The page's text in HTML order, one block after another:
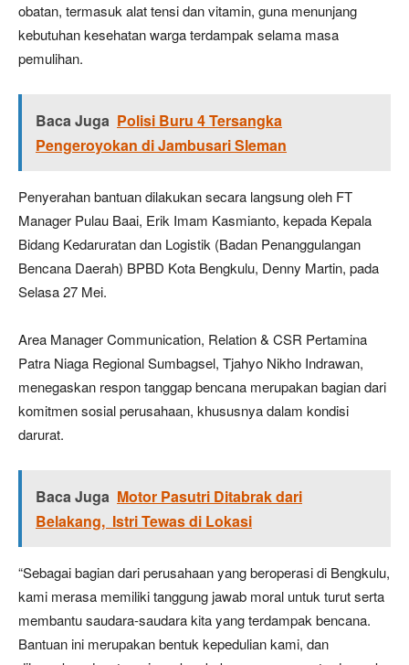
obatan, termasuk alat tensi dan vitamin, guna menunjang
kebutuhan kesehatan warga terdampak selama masa
pemulihan.
Baca Juga Polisi Buru 4 Tersangka
Pengeroyokan di Jambusari Sleman
Penyerahan bantuan dilakukan secara langsung oleh FT
Manager Pulau Baai, Erik Imam Kasmianto, kepada Kepala
Bidang Kedaruratan dan Logistik (Badan Penanggulangan
Bencana Daerah) BPBD Kota Bengkulu, Denny Martin, pada
Selasa 27 Mei.
Area Manager Communication, Relation & CSR Pertamina
Patra Niaga Regional Sumbagsel, Tjahyo Nikho Indrawan,
menegaskan respon tanggap bencana merupakan bagian dari
komitmen sosial perusahaan, khususnya dalam kondisi
darurat.
Baca Juga Motor Pasutri Ditabrak dari
Belakang, Istri Tewas di Lokasi
“Sebagai bagian dari perusahaan yang beroperasi di Bengkulu,
kami merasa memiliki tanggung jawab moral untuk turut serta
membantu saudara-saudara kita yang terdampak bencana.
Bantuan ini merupakan bentuk kepedulian kami, dan